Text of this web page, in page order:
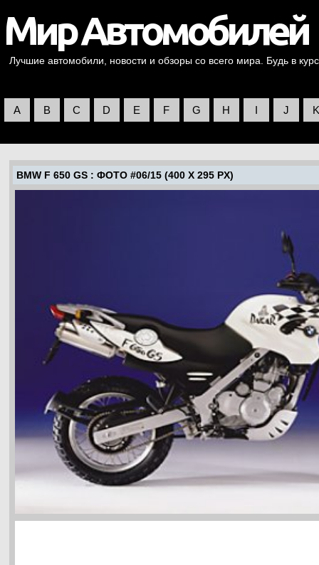
Лучшие автомобили, новости и обзоры со всего мира. Будь в
A B C D E F G H I J K
BMW F 650 GS : ФОТО #06/15 (400 X 295 PX)